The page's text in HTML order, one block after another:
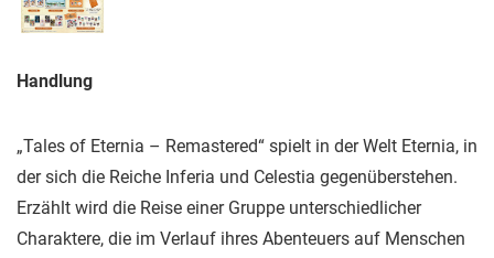
Handlung
„Tales of Eternia – Remastered“ spielt in der Welt Eternia, in
der sich die Reiche Inferia und Celestia gegenüberstehen.
Erzählt wird die Reise einer Gruppe unterschiedlicher
Charaktere, die im Verlauf ihres Abenteuers auf Menschen